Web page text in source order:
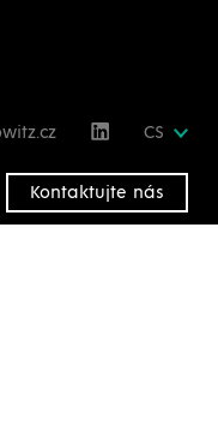
CS
Kontaktujte nás